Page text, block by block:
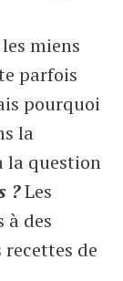
miens
parfois
pourquoi
la
la question
?Les
à des
de